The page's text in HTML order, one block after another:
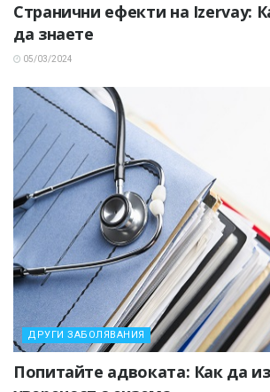
Странични ефекти на Izervay:
да знаете
05/03/2024
ДРУГИ ЗАБОЛЯВАНИЯ
Попитайте адвоката: Как да